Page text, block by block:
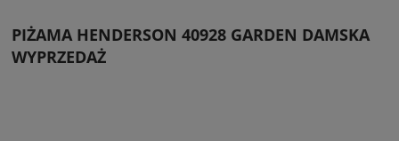
PIŻAMA HENDERSON 40928 GARDEN DAMSKA
WYPRZEDAŻ